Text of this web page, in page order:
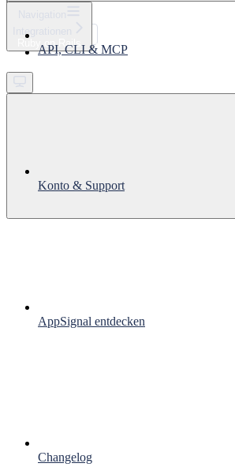
Get started
Integrationen
Ruby on Rails
API, CLI & MCP
Konto & Support
AppSignal entdecken
Changelog